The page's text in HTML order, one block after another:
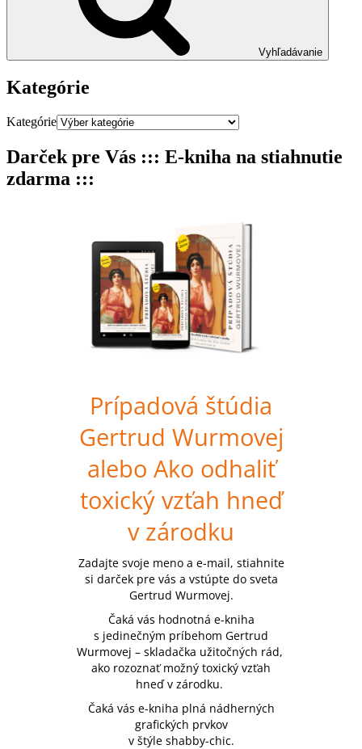
Vyhľadávanie
Kategórie
Kategórie
Darček pre Vás ::: E-kniha na stiahnutie
zdarma :::
Prípadová štúdia
Gertrud Wurmovej
alebo Ako odhaliť
toxický vzťah hneď
v zárodku
Zadajte svoje meno a e-mail, stiahnite
si darček pre vás a vstúpte do sveta
Gertrud Wurmovej.
Čaká vás hodnotná e-kniha
s jedinečným príbehom Gertrud
Wurmovej – skladačka užitočných rád,
ako rozoznať možný toxický vzťah
hneď v zárodku.
Čaká vás e-kniha plná nádherných
grafických prvkov
v štýle shabby-chic.